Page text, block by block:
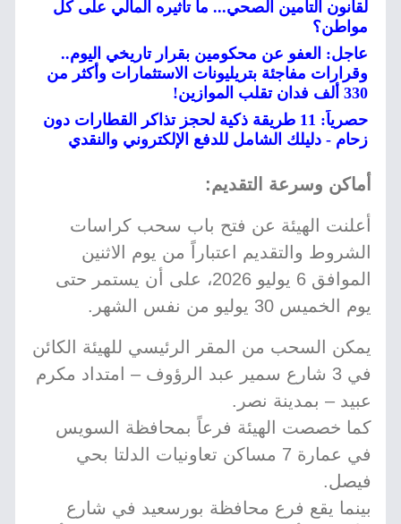
لقانون التأمين الصحي... ما تأثيره المالي على كل
مواطن؟
عاجل: العفو عن محكومين بقرار تاريخي اليوم..
وقرارات مفاجئة بتريليونات الاستثمارات وأكثر من
330 ألف فدان تقلب الموازين!
حصرياً: 11 طريقة ذكية لحجز تذاكر القطارات دون
زحام - دليلك الشامل للدفع الإلكتروني والنقدي
أماكن وسرعة التقديم:
أعلنت الهيئة عن فتح باب سحب كراسات
الشروط والتقديم اعتباراً من يوم الاثنين
الموافق 6 يوليو 2026، على أن يستمر حتى
يوم الخميس 30 يوليو من نفس الشهر.
يمكن السحب من المقر الرئيسي للهيئة الكائن
في 3 شارع سمير عبد الرؤوف – امتداد مكرم
عبيد – بمدينة نصر.
كما خصصت الهيئة فرعاً بمحافظة السويس
في عمارة 7 مساكن تعاونيات الدلتا بحي
فيصل.
بينما يقع فرع محافظة بورسعيد في شارع